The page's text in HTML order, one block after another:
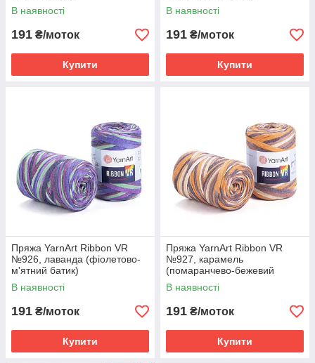
В наявності
191 ₴/моток
Купити
В наявності
191 ₴/моток
Купити
Пряжа YarnArt Ribbon VR
№926, лаванда (фіолетово-
м'ятний батик)
В наявності
191 ₴/моток
Купити
Пряжа YarnArt Ribbon VR
№927, карамель
(помаранчево-бежевий
батик)
В наявності
191 ₴/моток
Купити